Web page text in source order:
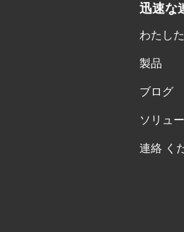
迅速な
わたし
製品
ブログ
ソリュ
連絡 く